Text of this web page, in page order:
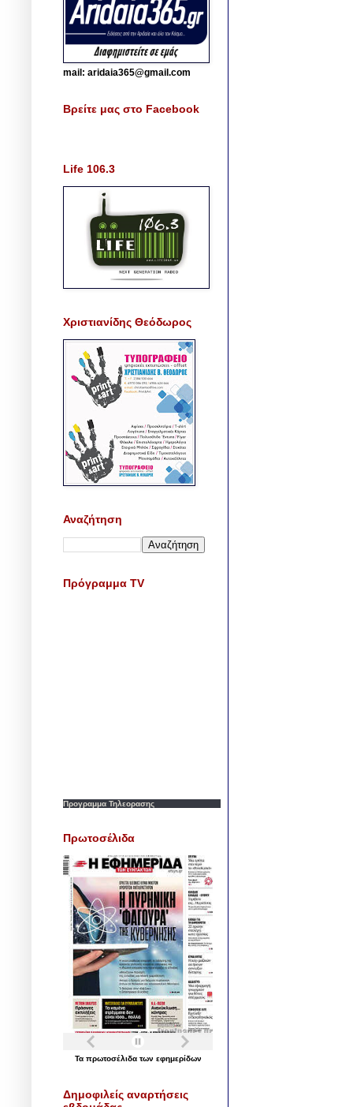
mail: aridaia365@gmail.com
Βρείτε μας στο Facebook
Life 106.3
Χριστιανίδης Θεόδωρος
Αναζήτηση
Πρόγραμμα TV
Προγραμμα Τηλεορασης
Πρωτοσέλιδα
Τα πρωτοσέλιδα των εφημερίδων
Δημοφιλείς αναρτήσεις